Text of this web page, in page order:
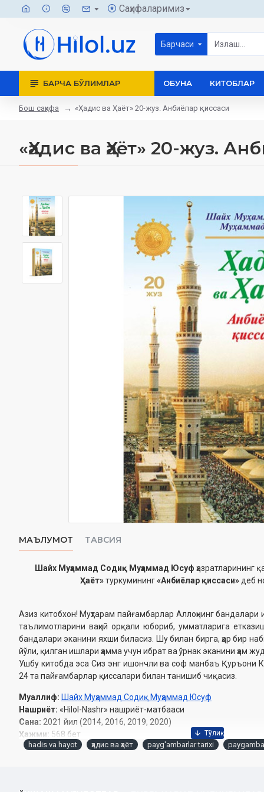
Саҳифаларимиз
Барчаси
БАРЧА БЎЛИМЛАР ОБУНА КИТОБЛАР
Бош саҳифа «Ҳадис ва Ҳаёт» 20-жуз. Анбиёлар қиссаси
«Ҳадис ва Ҳаёт» 20-жуз.
МАЪЛУМОТ ТАВСИЯ
Шайх Муҳаммад Содиқ Муҳаммад Юсуф ҳазратларининг
Ҳаёт»туркумининг«Анбиёлар қиссаси»деб
Азиз китобхон! Муҳтарам пайғамбарлар Аллоҳнинг
таълимотларини ваҳий орқали юбориб, умматларига
бандалари эканини яхши биласиз. Шу билан бирга, ҳар бир
йўли, қилган ишлари ҳамма учун ибрат ва ўрнак эканини ҳам
Ушбу китобда эса Сиз энг ишончли ва соф манбаъ Қуръони
24 та пайғамбарлар қиссалари билан танишиб чиқасиз.
Муаллиф: Шайх Муҳаммад Содиқ Муҳаммад Юсуф
Нашриёт: «Hilol-Nashr» нашриёт-матбааси
Сана: 2021 йил (2014, 2016, 2019, 2020)
Ҳажми: 568 бет
ISBN:978-9943-7035-2-0
hadis va hayot ҳадис ва ҳаёт payg'ambarlar tarixi